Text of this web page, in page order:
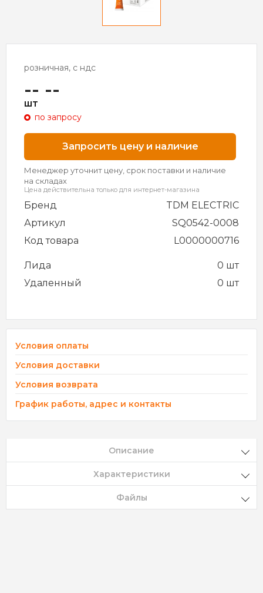
розничная, с ндс
-- --
шт
по запросу
Запросить цену и наличие
Менеджер уточнит цену, срок поставки и наличие
на складах
Цена действительна только для интернет-магазина
Бренд
TDM ELECTRIC
Артикул
SQ0542-0008
Код товара
L0000000716
Лида
0 шт
Удаленный
0 шт
Условия оплаты
Условия доставки
Условия возврата
График работы, адрес и контакты
Описание
Характеристики
Файлы